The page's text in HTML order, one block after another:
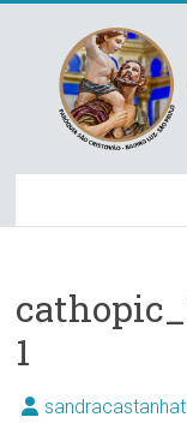
content
São
–
Luz
Arquidiocese
1